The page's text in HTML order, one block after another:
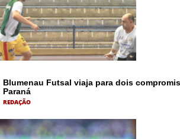
Blumenau Futsal viaja para dois
Paraná
REDAÇÃO